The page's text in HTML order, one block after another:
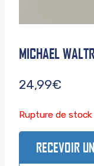
MICHAEL
24,99€
Rupture de stock
RECEVOIR